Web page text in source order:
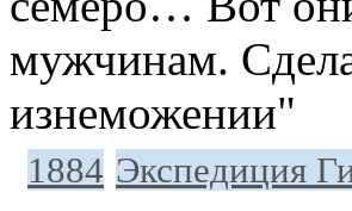
мужчинам.
изнеможении"
1884 Экспедиция